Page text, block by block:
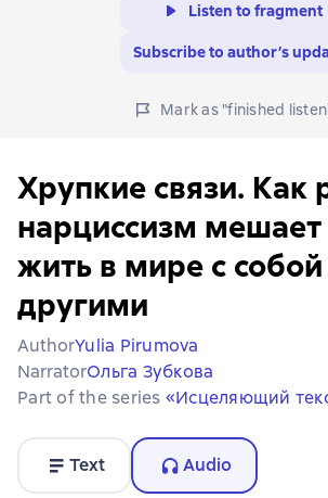
Listen to fragment
Subscribe to author’s
Mark as "finished
Хрупкие связи. Как
нарциссизм
жить в мире с
другими
AuthorYulia Pirumova
NarratorОльга Зубкова
Part of the series «Исцеляющий
Text Audio